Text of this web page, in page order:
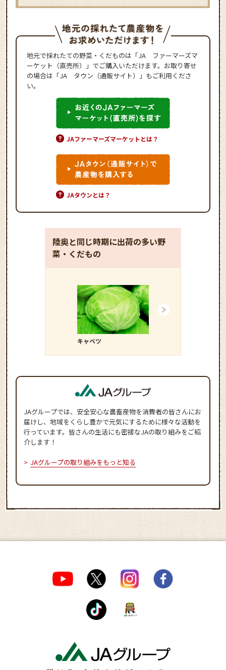
地元で採れたての野菜・くだものは「JA ファーマーズマ
ーケット（直売所）」でご購入いただけます。お取り寄せ
の場合は「JA タウン（通販サイト）」もご利用くださ
い。
JAファーマーズマーケットとは？
JAタウンとは？
陸奥と同じ時期に出荷の多い野
菜・くだもの
キャベツ
JAグループでは、安全安心な農畜産物を消費者の皆さんにお
届けし、地域をくらし豊かで元気にするために様々な活動を
行っています。皆さんの生活にも密接なJAの取り組みをご紹
介します！
JAグループの取り組みをもっと知る